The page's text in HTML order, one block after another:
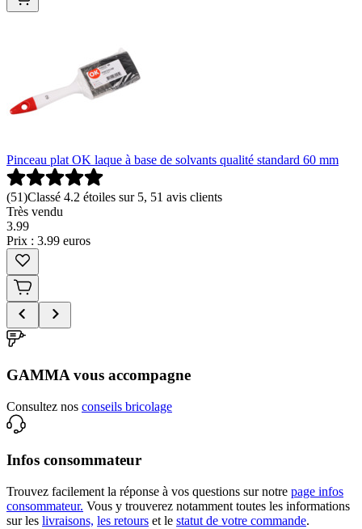
Pinceau plat OK laque à base de solvants qualité standard 60 mm
(51)Classé 4.2 étoiles sur 5, 51 avis clients
Très vendu
3.99
Prix : 3.99 euros
GAMMA vous accompagne
Consultez nos conseils bricolage
Infos consommateur
Trouvez facilement la réponse à vos questions sur notre page infos
consommateur. Vous y trouverez notamment toutes les informations
sur les livraisons, les retours et le statut de votre commande.